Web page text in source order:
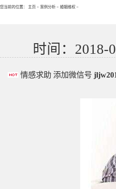
您当前的位置： 主页 > 案例分析 > 婚姻维权 >
时间：2018-
情感求助 添加微信号